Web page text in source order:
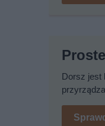
Dorsz jest